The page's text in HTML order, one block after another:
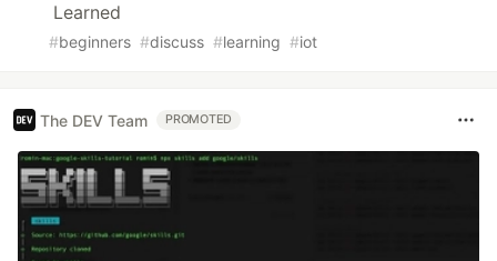
Learned
#beginners #discuss #learning #iot
The DEV Team PROMOTED